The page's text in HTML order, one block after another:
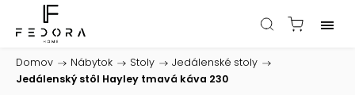
Domov / Nábytok / Stoly / Jedálenské stoly /
Jedálenský stôl Hayley tmavá káva 230